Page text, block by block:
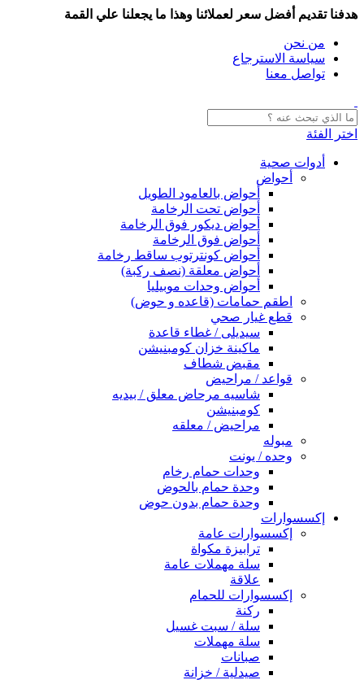
هدفنا تقديم أفضل سعر لعملائنا وهذا ما يجعلنا علي القمة
من نحن
سياسة الاسترجاع
تواصل معنا
اختر الفئة
أدوات صحية
أحواض
أحواض بالعامود الطويل
أحواض تحت الرخامة
أحواض ديكور فوق الرخامة
أحواض فوق الرخامة
أحواض كونترتوب ساقط رخامة
أحواض معلقة (نصف ركبة)
أحواض وحدات موبيليا
اطقم حمامات (قاعده و حوض)
قطع غيار صحي
سيديلى / غطاء قاعدة
ماكينة خزان كومبنيشن
مقبض شطاف
قواعد / مراحيض
شاسيه مرحاض معلق / بيديه
كومبنيشن
مراحيض / معلقه
مبوله
وحده / يونت
وحدات حمام رخام
وحدة حمام بالحوض
وحدة حمام بدون حوض
إكسسوارات
إكسسوارات عامة
ترابيزة مكواة
سلة مهملات عامة
علاقة
إكسسوارات للحمام
ركنة
سلة / سبت غسيل
سلة مهملات
صبانات
صيدلية / خزانة